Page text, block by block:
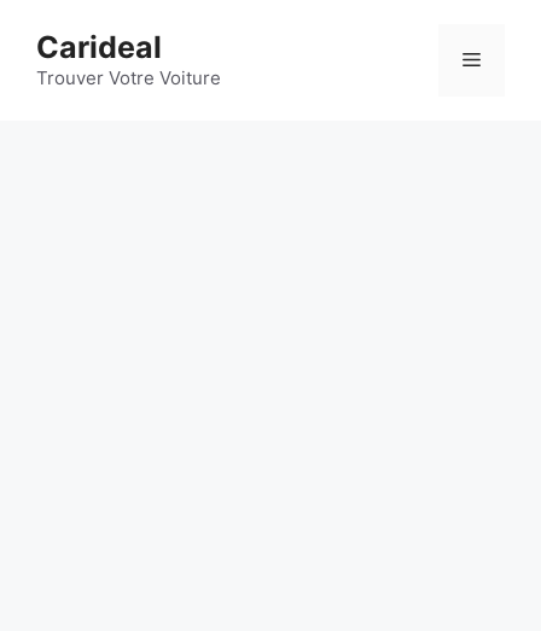
contenu
Carideal
Trouver Votre Voiture
Menu